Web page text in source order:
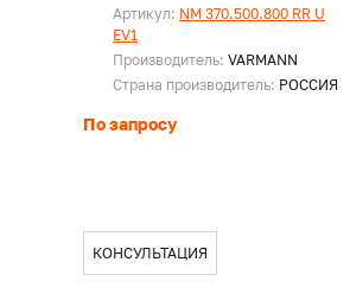
Артикул: NM 370.500.800 RR U
EV1
Производитель: VARMANN
Страна производитель: РОССИЯ
По запросу
КОНСУЛЬТАЦИЯ